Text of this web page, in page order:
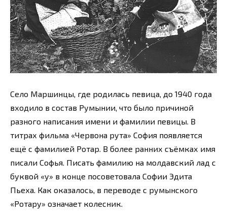
Село Маршинцы, где родилась певица, до 1940 года
входило в состав Румынии, что было причиной
разного написания имени и фамилии певицы. В
титрах фильма «Червона рута» София появляется
ещё с фамилией Ротар. В более ранних съёмках имя
писали Софья. Писать фамилию на молдавский лад с
буквой «у» в конце посоветовала Софии Эдита
Пьеха. Как оказалось, в переводе с румынского
«Ротару» означает колесник.